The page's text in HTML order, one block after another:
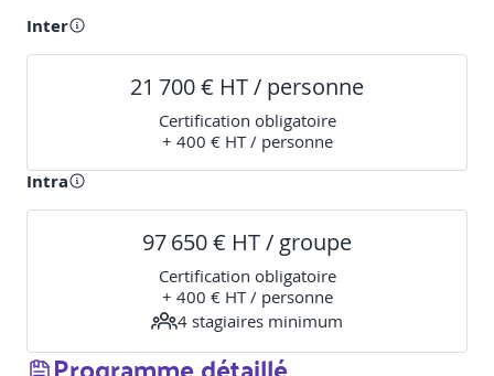
Inter
21 700 € HT / personne
Certification obligatoire
+ 400 € HT / personne
Intra
97 650 € HT / groupe
Certification obligatoire
+ 400 € HT / personne
4 stagiaires minimum